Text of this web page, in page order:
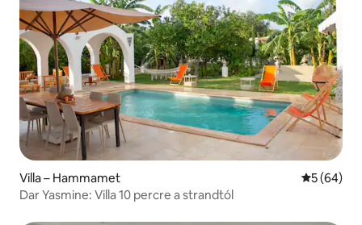
Villa – Hammamet Átlagos
5 (64)
Dar Yasmine: Villa 10 percre a strandtól